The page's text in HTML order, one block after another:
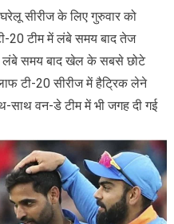
सीरीज के लिए गुरुवार को
20 टीम में लंबे समय बाद तेज
लंबे समय बाद खेल के सबसे छोटे
टी-20 सीरीज में हैट्रिक लेने
साथ वन-डे टीम में भी जगह दी गई